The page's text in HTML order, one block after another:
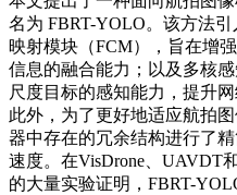
名为 FBRT-YOLO。该方法
映射模块（FCM），旨在增
信息的融合能力；以及多核
尺度目标的感知能力，提升
此外，为了更好地适应航拍
器中存在的冗余结构进行了
速度。在VisDrone、UAVDT
的大量实验证明，FBRT-